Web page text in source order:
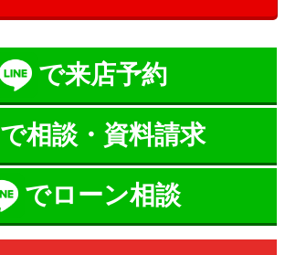
で来店予約
で相談・資料請求
でローン相談